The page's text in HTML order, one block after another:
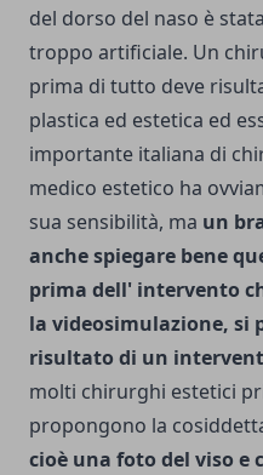
del dorso del naso è
troppo artificiale. Un
prima di tutto deve
plasti­ca ed estetica ed
importante italiana di
medico estetico ha
sua sensibilità, ma un
anche spiegare bene
prima dell' intervento
la videosimulazione, si
risultato di un
molti chirurghi estetici
propongono la
cioè una foto del viso e